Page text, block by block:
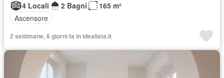
4 Locali
2 Bagni
165 m²
Ascensore
2 settimane, 6 giorni fa in idealista.it